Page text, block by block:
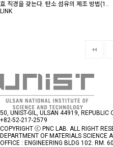
효 직경을 갖는다. 탄소 섬유의 제조 방법(1..
LINK
50, UNIST-GIL, ULSAN 44919,
+82-52-217-2579
COPYRIGHT ⓒ PNC LAB. ALL RIGHT
DEPARTMENT OF MATERIALS SCIENCE
OFFICE : ENGINEERING BLDG 102. RM.